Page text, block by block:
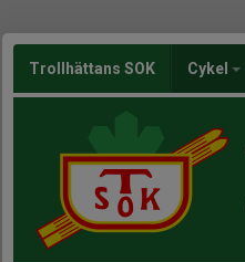
Trollhättans SOK Cykel